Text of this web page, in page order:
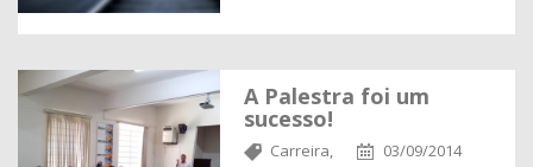
A Palestra foi um
sucesso!
Carreira,
03/09/2014